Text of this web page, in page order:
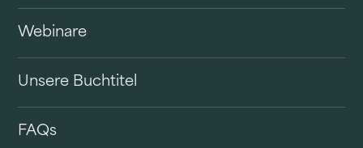
Webinare
Unsere Buchtitel
FAQs